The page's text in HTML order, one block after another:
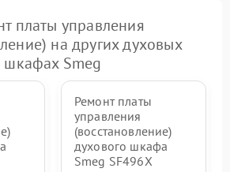
платы управления
на других духовых
шкафах Smeg
Ремонт платы
управления
(восстановление)
духового шкафа
Smeg SF496X